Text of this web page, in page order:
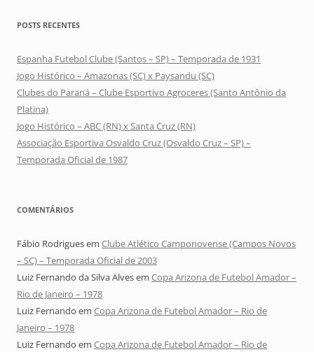
POSTS RECENTES
Espanha Futebol Clube (Santos – SP) – Temporada de 1931
Jogo Histórico – Amazonas (SC) x Paysandu (SC)
Clubes do Paraná – Clube Esportivo Agroceres (Santo Antônio da
Platina)
Jogo Histórico – ABC (RN) x Santa Cruz (RN)
Associação Esportiva Osvaldo Cruz (Osvaldo Cruz – SP) –
Temporada Oficial de 1987
COMENTÁRIOS
Fábio Rodriguesem Clube Atlético Camponovense (Campos Novos
– SC) – Temporada Oficial de 2003
Luiz Fernando da Silva Alvesem Copa Arizona de Futebol Amador –
Rio de Janeiro – 1978
Luiz Fernando em Copa Arizona de Futebol Amador – Rio de
Janeiro – 1978
Luiz Fernando em Copa Arizona de Futebol Amador – Rio de